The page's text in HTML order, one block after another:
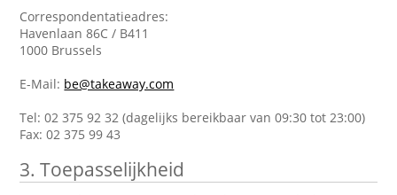
Correspondentatieadres:
Havenlaan 86C / B411
1000 Brussels
E-Mail: be@takeaway.com
Tel: 02 375 92 32 (dagelijks bereikbaar van 09:30 tot 23:00)
Fax: 02 375 99 43
3. Toepasselijkheid